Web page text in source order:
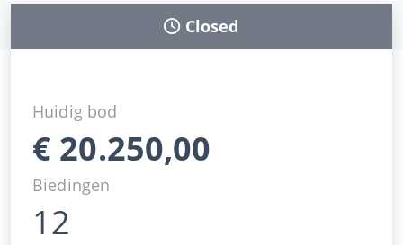
Closed
Huidig bod
€ 20.250,00
Biedingen
12